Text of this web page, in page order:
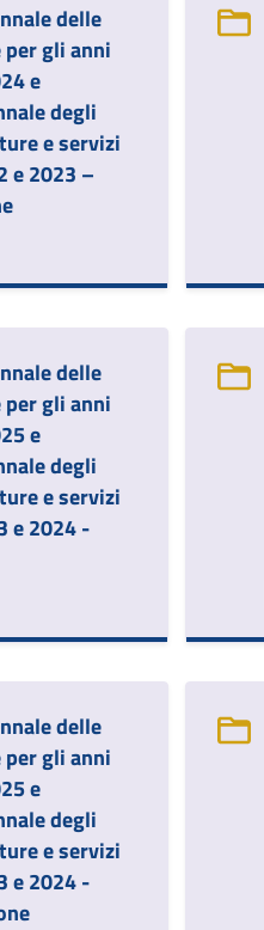
delle
gli anni
e
degli
e servizi
e 2023 –
delle
gli anni
e
degli
e servizi
e 2024 -
delle
gli anni
e
degli
e servizi
e 2024 -